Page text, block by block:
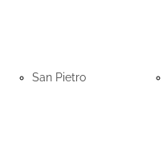
San Pietro